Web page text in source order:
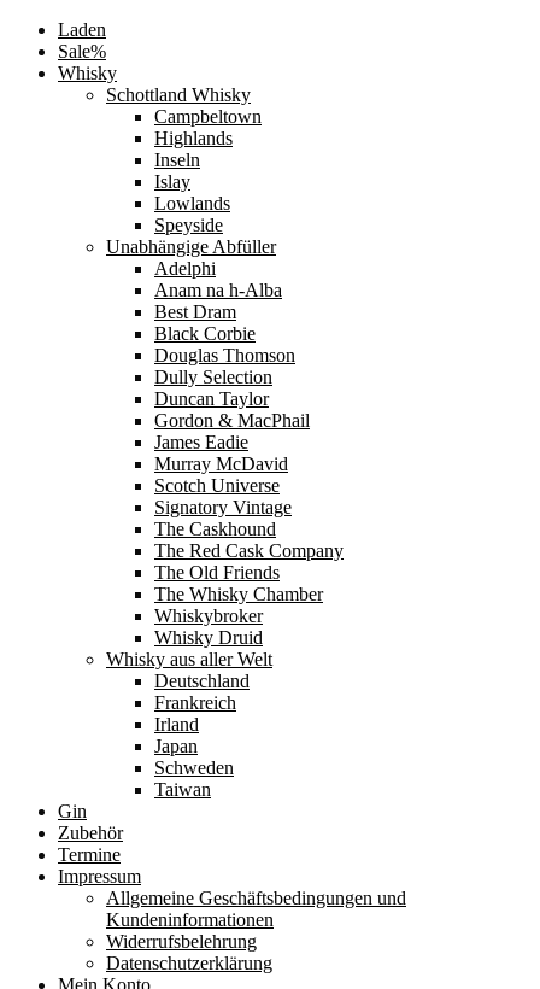
Laden
Sale%
Whisky
Schottland Whisky
Campbeltown
Highlands
Inseln
Islay
Lowlands
Speyside
Unabhängige Abfüller
Adelphi
Anam na h-Alba
Best Dram
Black Corbie
Douglas Thomson
Dully Selection
Duncan Taylor
Gordon & MacPhail
James Eadie
Murray McDavid
Scotch Universe
Signatory Vintage
The Caskhound
The Red Cask Company
The Old Friends
The Whisky Chamber
Whiskybroker
Whisky Druid
Whisky aus aller Welt
Deutschland
Frankreich
Irland
Japan
Schweden
Taiwan
Gin
Zubehör
Termine
Impressum
Allgemeine Geschäftsbedingungen und
Kundeninformationen
Widerrufsbelehrung
Datenschutzerklärung
Mein Konto